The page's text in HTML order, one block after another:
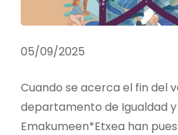
05/09/2025
Cuando se acerca el fin del
departamento de Igualdad
Emakumeen*Etxea han